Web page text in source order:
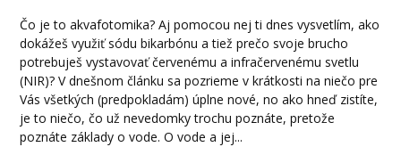
Čo je to akvafotomika? Aj pomocou nej ti dnes vysvetlím, ako
dokážeš využiť sódu bikarbónu a tiež prečo svoje brucho
potrebuješ vystavovať červenému a infračervenému svetlu
(NIR)? V dnešnom článku sa pozrieme v krátkosti na niečo pre
Vás všetkých (predpokladám) úplne nové, no ako hneď zistíte,
je to niečo, čo už nevedomky trochu poznáte, pretože
poznáte základy o vode. O vode a jej...